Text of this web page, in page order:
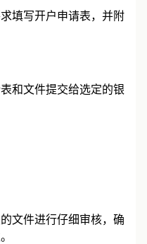
写开户申请表，并附
文件提交给选定的银
件进行仔细审核，确